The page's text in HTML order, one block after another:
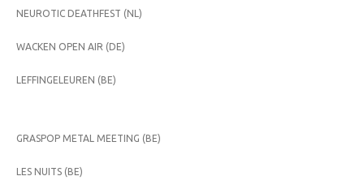
NEUROTIC DEATHFEST (NL)
WACKEN OPEN AIR (DE)
LEFFINGELEUREN (BE)
GRASPOP METAL MEETING (BE)
LES NUITS (BE)